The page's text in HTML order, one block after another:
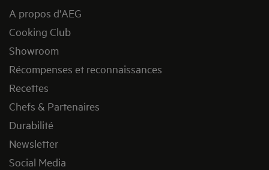
A propos d'AEG
Cooking Club
Showroom
Récompenses et reconnaissances
Recettes
Chefs & Partenaires
Durabilité
Newsletter
Social Media